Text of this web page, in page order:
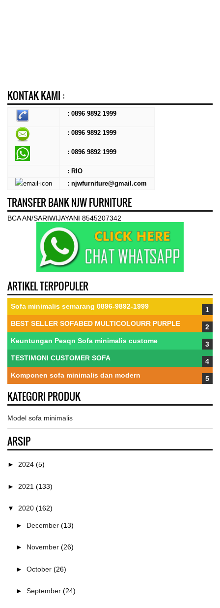
KONTAK KAMI :
: 0896 9892 1999
: 0896 9892 1999
: 0896 9892 1999
: RIO
: njwfurniture@gmail.com
TRANSFER BANK NJW FURNITURE
BCA AN/SARIWIJAYANI 8545207342
ARTIKEL TERPOPULER
Sofa minimalis semarang 0896-9892-1999
BEST SELLER SOFABED MULTICOLOURR PURPLE
Keuntungan Pesqn Sofa minimalis custome
TESTIMONI CUSTOMER SOFA
Komponen sofa minimalis dan modern
KATEGORI PRODUK
Model sofa minimalis
ARSIP
► 2024 (5)
► 2021 (133)
▼ 2020 (162)
► December (13)
► November (26)
► October (26)
► September (24)